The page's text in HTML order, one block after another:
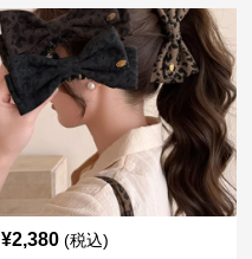
¥2,380 (税込)